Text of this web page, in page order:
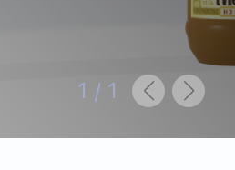
1 / 1